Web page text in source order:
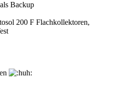
Backup
200 F Flachkollektoren,